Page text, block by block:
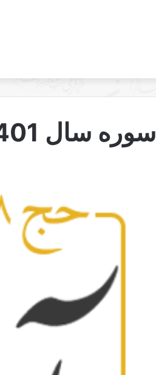
سوره سال 1401